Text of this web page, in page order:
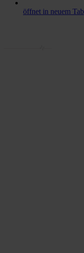
öffnet in neuem Tab